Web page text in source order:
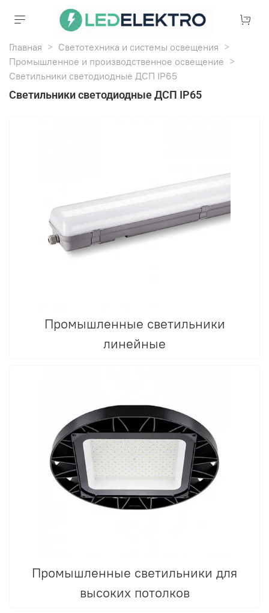
Главная
Светотехника и системы освещения
Промышленное и производственное освещение
Светильники светодиодные ДСП IP65
Светильники светодиодные ДСП IP65
Промышленные светильники
линейные
Промышленные светильники для
высоких потолков